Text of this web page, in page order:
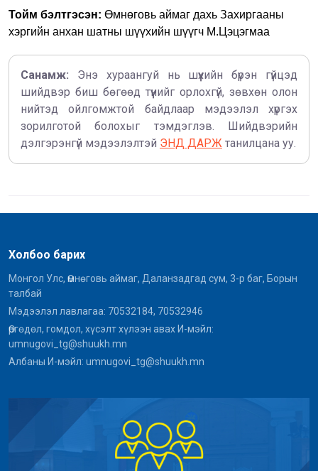
Тойм бэлтгэсэн: Өмнөговь аймаг дахь Захиргааны
хэргийн анхан шатны шүүхийн шүүгч М.Цэцэгмаа
Санамж: Энэ хураангуй нь шүүхийн бүрэн гүйцэд
шийдвэр биш бөгөөд түүнийг орлохгүй, зөвхөн олон
нийтэд ойлгомжтой байдлаар мэдээлэл хүргэх
зорилготой болохыг тэмдэглэв. Шийдвэрийн
дэлгэрэнгүй мэдээлэлтэй ЭНД ДАРЖ танилцана уу.
Холбоо барих
Монгол Улс, Өмнөговь аймаг, Даланзадгад сум, 3-р баг, Борын
талбай
Мэдээлэл лавлагаа: 70532184, 70532946
Өргөдөл, гомдол, хүсэлт хүлээн авах И-мэйл:
umnugovi_tg@shuukh.mn
Албаны И-мэйл: umnugovi_tg@shuukh.mn